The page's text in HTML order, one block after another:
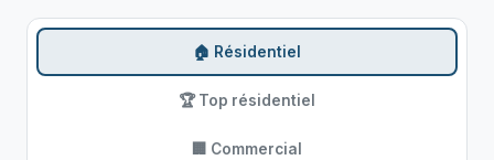
🏠 Résidentiel
🏆 Top résidentiel
🏢 Commercial